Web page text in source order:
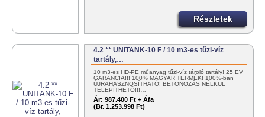
Részletek
4.2 ** UNITANK-10 F / 10 m3-es tűzi-víz
tartály,…
10 m3-es HD-PE műanyag tűzi-víz tároló tartály! 25 ÉV
GARANCIA!!! 100% MAGYAR TERMÉK! 100%-ban
ÚJRAHASZNOSÍTHATÓ! BETONOZÁS NÉLKÜL
TELEPÍTHETŐ!!!…
Ár: 987.400 Ft + Áfa
(Br. 1.253.998 Ft)